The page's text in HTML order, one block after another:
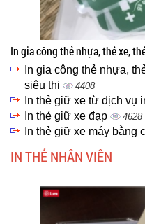
In gia công thẻ nhựa, thẻ xe,
In gia công thẻ nhựa,
siêu thị
4408
In thẻ giữ xe từ dịch vụ
In thẻ giữ xe đạp 4628
In thẻ giữ xe máy bằng
IN THẺ NHÂN VIÊN